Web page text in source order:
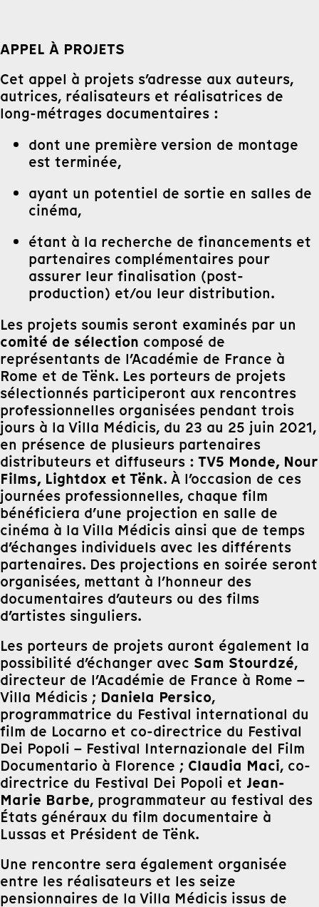
APPEL À PROJETS
Cet appel à projets s’adresse aux auteurs,
autrices, réalisateurs et réalisatrices de
long-métrages documentaires :
dont une première version de montage
est terminée,
ayant un potentiel de sortie en salles de
cinéma,
étant à la recherche de financements et
partenaires complémentaires pour
assurer leur finalisation (post-
production) et/ou leur distribution.
Les projets soumis seront examinés par un
comité de sélection composé de
représentants de l’Académie de France à
Rome et de Tënk. Les porteurs de projets
sélectionnés participeront aux rencontres
professionnelles organisées pendant trois
jours à la Villa Médicis, du 23 au 25 juin 2021,
en présence de plusieurs partenaires
distributeurs et diffuseurs : TV5 Monde, Nour
Films, Lightdox et Tënk. À l’occasion de ces
journées professionnelles, chaque film
bénéficiera d’une projection en salle de
cinéma à la Villa Médicis ainsi que de temps
d’échanges individuels avec les différents
partenaires. Des projections en soirée seront
organisées, mettant à l’honneur des
documentaires d’auteurs ou des films
d’artistes singuliers.
Les porteurs de projets auront également la
possibilité d’échanger avec Sam Stourdzé,
directeur de l’Académie de France à Rome –
Villa Médicis ; Daniela Persico,
programmatrice du Festival international du
film de Locarno et co-directrice du Festival
Dei Popoli – Festival Internazionale del Film
Documentario à Florence ; Claudia Maci, co-
directrice du Festival Dei Popoli et Jean-
Marie Barbe, programmateur au festival des
États généraux du film documentaire à
Lussas et Président de Tënk.
Une rencontre sera également organisée
entre les réalisateurs et les seize
pensionnaires de la Villa Médicis issus de